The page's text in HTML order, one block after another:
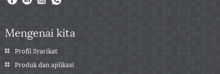
Mengenai kita
Profil Syarikat
Produk dan aplikasi